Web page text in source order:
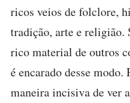
ricos veios de folclore,
tradição, arte e religião.
rico material de outros
é encarado desse
maneira incisiva de ver